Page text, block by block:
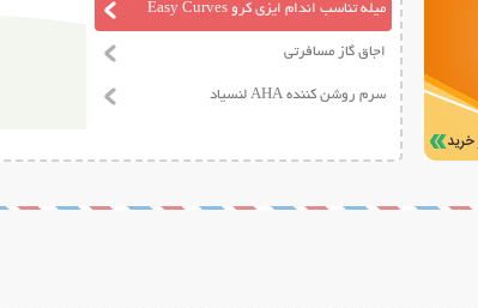
میله تناسب اندام ایزی کرو Easy Curves
اجاق گاز مسافرتی
سرم روشن کننده AHA لنسیاد